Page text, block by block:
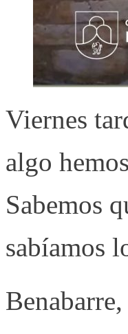
Viernes
algo
Sabemos
sabíamos